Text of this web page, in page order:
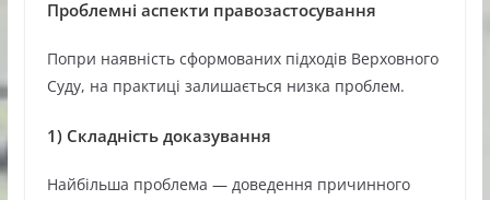
Проблемні аспекти правозастосування
Попри наявність сформованих підходів Верховного
Суду, на практиці залишається низка проблем.
1) Складність доказування
Найбільша проблема — доведення причинного